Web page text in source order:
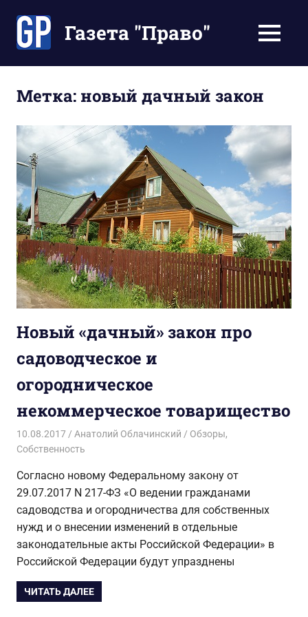
содержимомуГазета "Право"
Ваше
МЕНЮ
Метка: новый дачный закон
Новый «дачный» закон про
садоводческое и
огородническое
некоммерческое товарищество
10.08.2017 Анатолий Облачинский Обзоры,
Собственность
Согласно новому Федеральному закону от
29.07.2017 N 217-ФЗ «О ведении гражданами
садоводства и огородничества для собственных
нужд и о внесении изменений в отдельные
законодательные акты Российской Федерации» в
Российской Федерации будут упразднены
ЧИТАТЬ ДАЛЕЕ